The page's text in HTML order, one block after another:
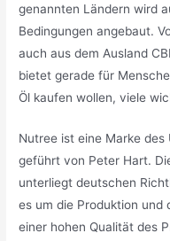
genannten Ländern wird
Bedingungen angebaut.
auch aus dem Ausland
bietet gerade für
Öl kaufen wollen, viele
Nutree ist eine Marke des
geführt von Peter Hart.
unterliegt deutschen
es um die Produktion und
einer hohen Qualität des